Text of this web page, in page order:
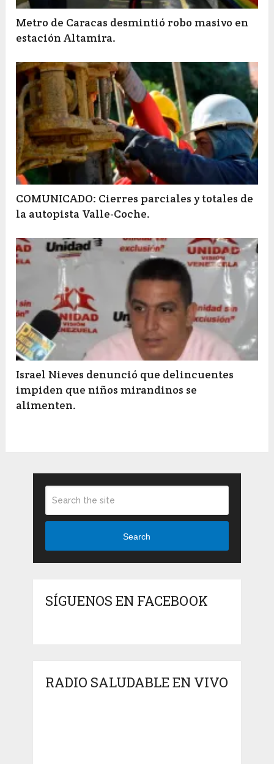
Metro de Caracas desmintió robo masivo en
estación Altamira.
COMUNICADO: Cierres parciales y totales de
la autopista Valle-Coche.
Israel Nieves denunció que delincuentes
impiden que niños mirandinos se
alimenten.
Search
SÍGUENOS EN FACEBOOK
RADIO SALUDABLE EN VIVO